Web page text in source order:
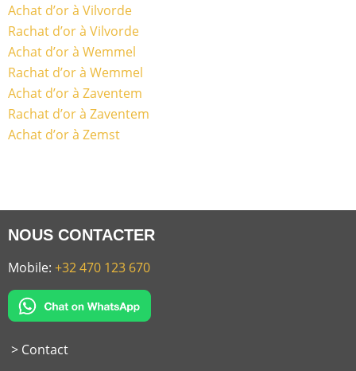
Achat d’or à Vilvorde
Rachat d’or à Vilvorde
Achat d’or à Wemmel
Rachat d’or à Wemmel
Achat d’or à Zaventem
Rachat d’or à Zaventem
Achat d’or à Zemst
NOUS CONTACTER
Mobile: +32 470 123 670
> Contact